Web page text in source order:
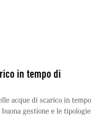
in tempo di
acque di scarico in tempo
gestione e le tipologie